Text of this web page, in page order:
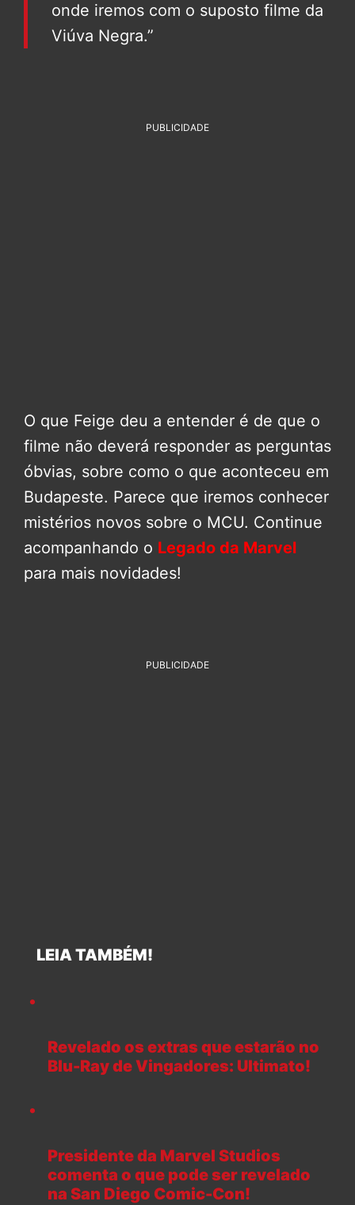
onde iremos com o suposto filme da
Viúva Negra.”
PUBLICIDADE
O que Feige deu a entender é de que o
filme não deverá responder as perguntas
óbvias, sobre como o que aconteceu em
Budapeste. Parece que iremos conhecer
mistérios novos sobre o MCU. Continue
acompanhando o Legado da Marvel
para mais novidades!
PUBLICIDADE
LEIA TAMBÉM!
Revelado os extras que estarão no
Blu-Ray de Vingadores: Ultimato!
Presidente da Marvel Studios
comenta o que pode ser revelado
na San Diego Comic-Con!